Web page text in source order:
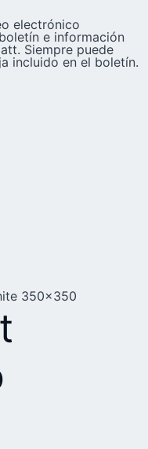
electrónico
e información
Siempre puede
incluido en el boletín.